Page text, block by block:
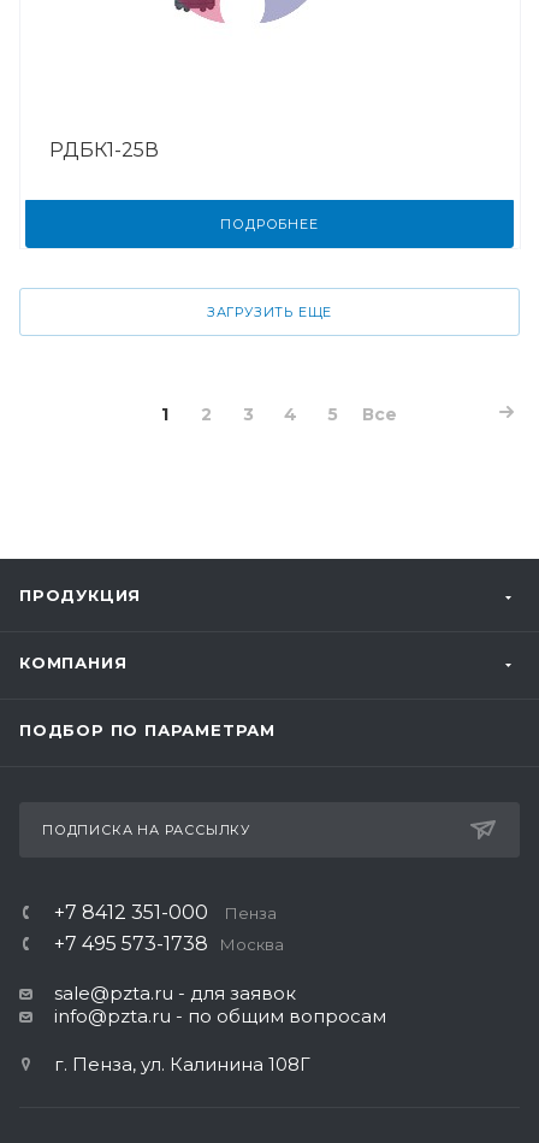
РДБК1-25В
ПОДРОБНЕЕ
ЗАГРУЗИТЬ ЕЩЕ
1 2 3 4 5 Все
ПРОДУКЦИЯ
КОМПАНИЯ
ПОДБОР ПО ПАРАМЕТРАМ
ПОДПИСКА НА РАССЫЛКУ
+7 8412 351-000 Пенза
+7 495 573-1738 Москва
sale@pzta.ru - для заявок
info@pzta.ru - по общим вопросам
г. Пенза, ул. Калинина 108Г